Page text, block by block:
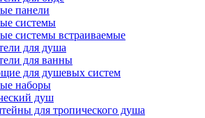
панели
системы
системы встраиваемые
для душа
для ванны
для душевых систем
наборы
душ
для тропического душа